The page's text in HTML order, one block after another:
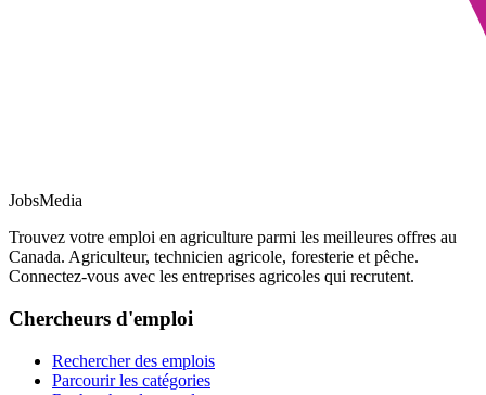
JobsMedia
Trouvez votre emploi en agriculture parmi les meilleures offres au
Canada. Agriculteur, technicien agricole, foresterie et pêche.
Connectez-vous avec les entreprises agricoles qui recrutent.
Chercheurs d'emploi
Rechercher des emplois
Parcourir les catégories